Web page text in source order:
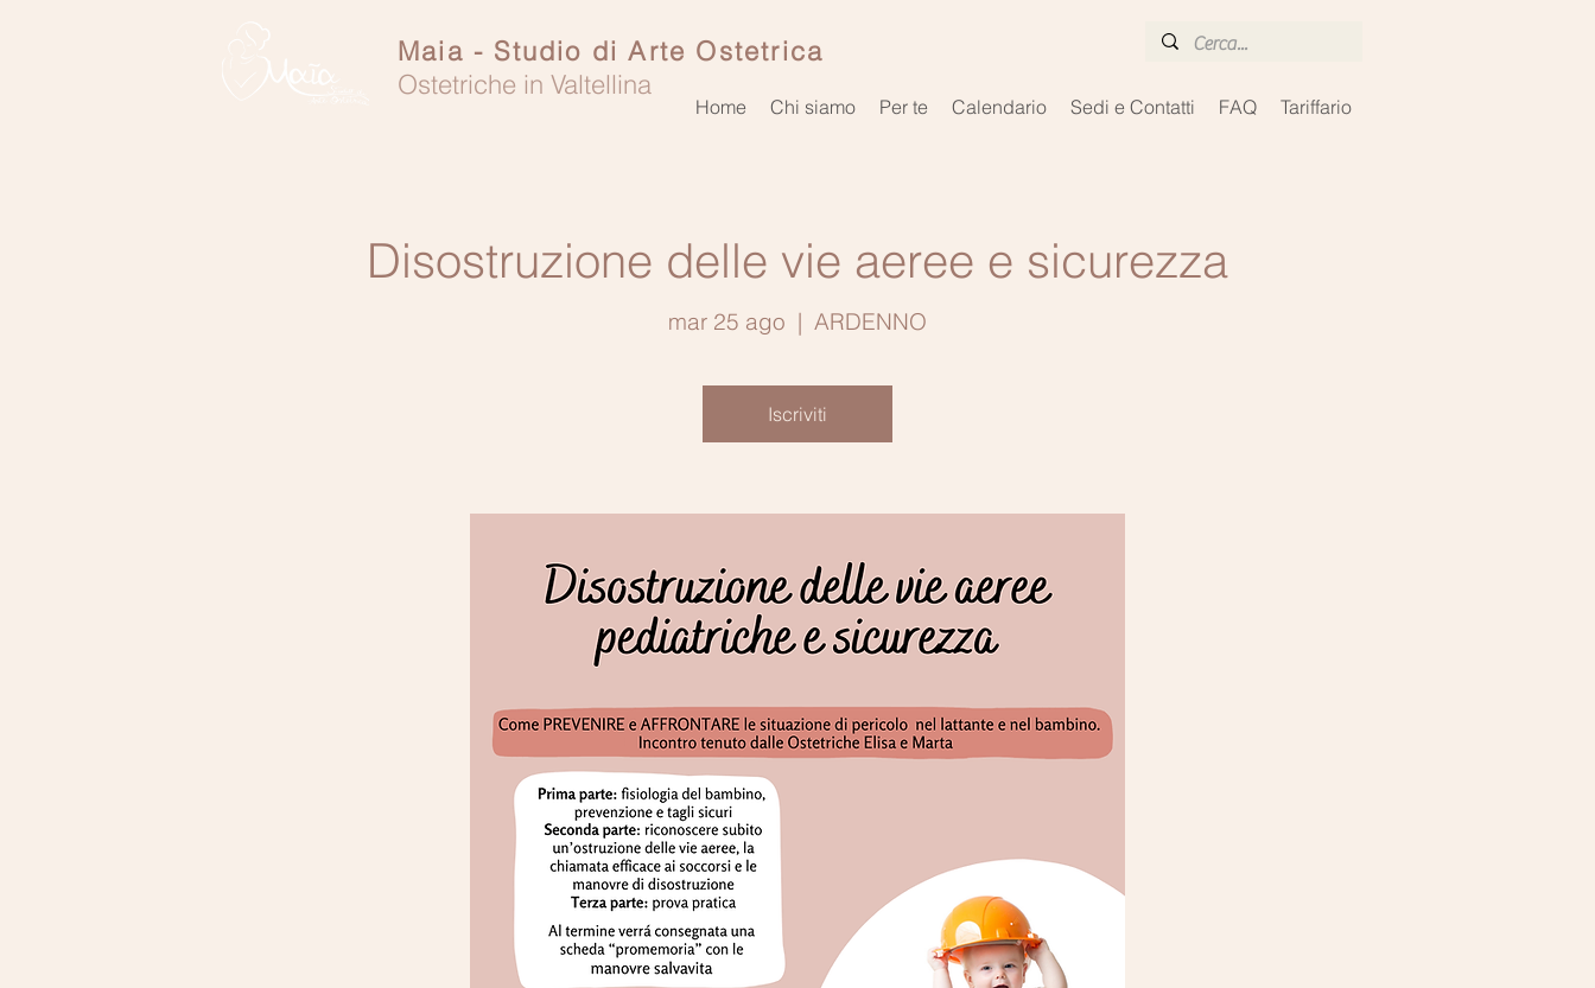
Maia - Studio di Arte Ostetrica
Ostetriche in Valtellina
Home Chi siamo Per te Calendario Sedi e Contatti FAQ Tariffario
Disostruzione delle vie aeree e sicurezza
mar 25 ago
  |
ARDENNO
Iscriviti